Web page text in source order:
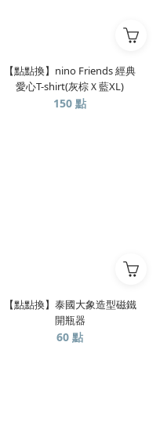
【點點換】nino Friends 經典
愛心T-shirt(灰棕Ｘ藍XL)
150 點
【點點換】泰國大象造型磁鐵
開瓶器
60 點